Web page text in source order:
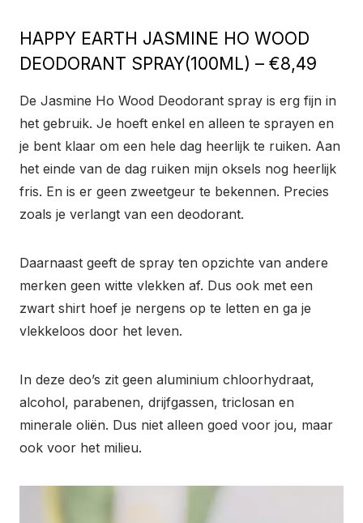
HAPPY EARTH JASMINE HO WOOD
DEODORANT SPRAY(100ML) – €8,49
De Jasmine Ho Wood Deodorant spray is erg fijn in
het gebruik. Je hoeft enkel en alleen te sprayen en
je bent klaar om een hele dag heerlijk te ruiken. Aan
het einde van de dag ruiken mijn oksels nog heerlijk
fris. En is er geen zweetgeur te bekennen. Precies
zoals je verlangt van een deodorant.
Daarnaast geeft de spray ten opzichte van andere
merken geen witte vlekken af. Dus ook met een
zwart shirt hoef je nergens op te letten en ga je
vlekkeloos door het leven.
In deze deo’s zit geen aluminium chloorhydraat,
alcohol, parabenen, drijfgassen, triclosan en
minerale oliën. Dus niet alleen goed voor jou, maar
ook voor het milieu.